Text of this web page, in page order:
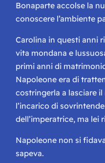
Bonaparte accolse la
conoscere l’ambiente
Carolina in questi anni
vita mondana e
primi anni di
Napoleone era di
costringerla a lasciare
l’incarico di
dell’imperatrice, ma lei
Napoleone non si
sapeva.